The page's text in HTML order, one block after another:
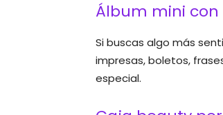
Álbum mini
Si buscas algo más
impresas, boletos,
especial.